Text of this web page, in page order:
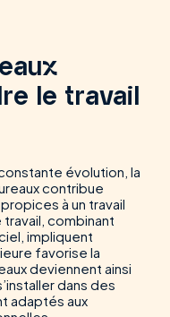
le travail
évolution, la
contribue
à un travail
combinant
impliquent
favorise la
deviennent ainsi
dans des
adaptés aux